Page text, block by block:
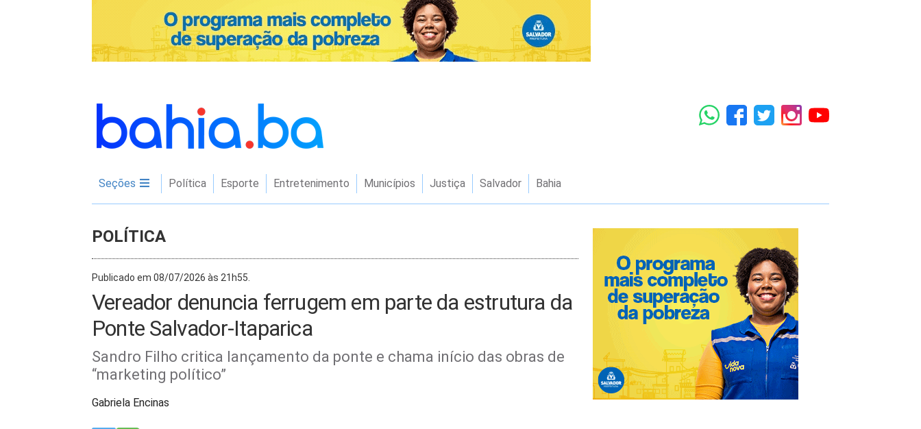
Seções Política Esporte Entretenimento Municípios Justiça Salvador Bahia
POLÍTICA
Publicado em 08/07/2026 às 21h55.
Vereador denuncia ferrugem em parte da estrutura da
Ponte Salvador-Itaparica
Sandro Filho critica lançamento da ponte e chama início das obras de
“marketing político”
Gabriela Encinas